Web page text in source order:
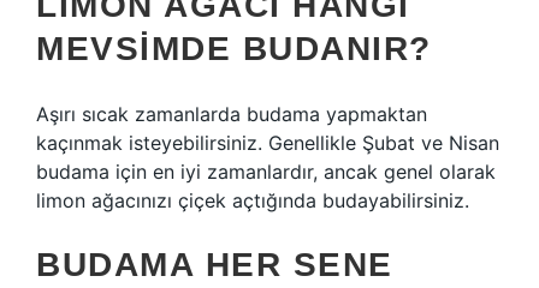
MEVSIMDE BUDANIR?
Aşırı sıcak zamanlarda budama yapmaktan
kaçınmak isteyebilirsiniz. Genellikle Şubat ve Nisan
budama için en iyi zamanlardır, ancak genel olarak
limon ağacınızı çiçek açtığında budayabilirsiniz.
BUDAMA HER SENE